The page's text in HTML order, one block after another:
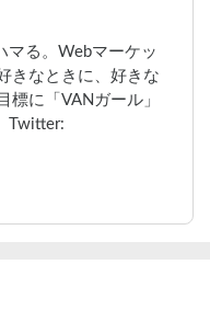
マる。Webマーケッ
きなときに、好きな
標に「VANガール」
Twitter: